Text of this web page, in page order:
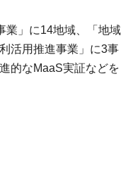
業」に14地域、「地域
活用推進事業」に3事
的なMaaS実証などを